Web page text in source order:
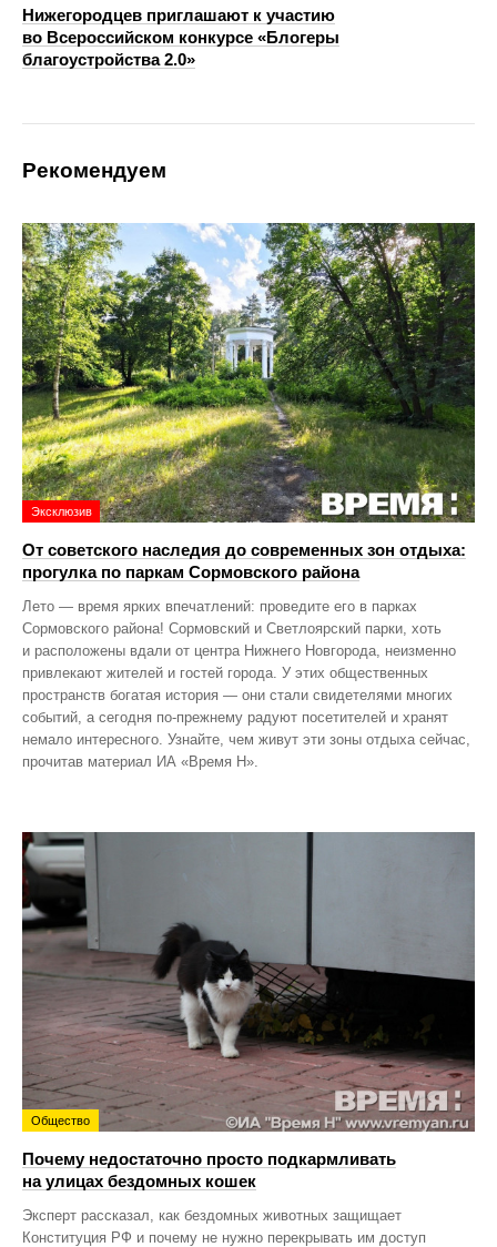
Нижегородцев приглашают к участию
во Всероссийском конкурсе «Блогеры
благоустройства 2.0»
Рекомендуем
Эксклюзив
От советского наследия до современных зон отдыха:
прогулка по паркам Сормовского района
Лето — время ярких впечатлений: проведите его в парках
Сормовского района! Сормовский и Светлоярский парки, хоть
и расположены вдали от центра Нижнего Новгорода, неизменно
привлекают жителей и гостей города. У этих общественных
пространств богатая история — они стали свидетелями многих
событий, а сегодня по‑прежнему радуют посетителей и хранят
немало интересного. Узнайте, чем живут эти зоны отдыха сейчас,
прочитав материал ИА «Время Н».
Общество
Почему недостаточно просто подкармливать
на улицах бездомных кошек
Эксперт рассказал, как бездомных животных защищает
Конституция РФ и почему не нужно перекрывать им доступ